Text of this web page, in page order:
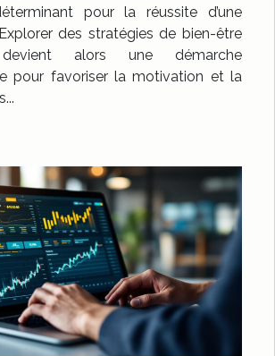
pour la réussite d’une
des stratégies de bien-être
devient alors une démarche
pour favoriser la motivation et la